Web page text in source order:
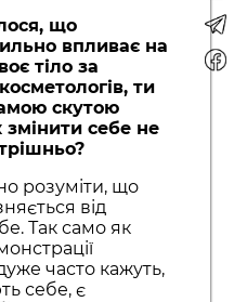
що
впливає на
тіло за
ти
скутою
себе не
розуміти, що
від
Так само як
часто кажуть,
себе, є